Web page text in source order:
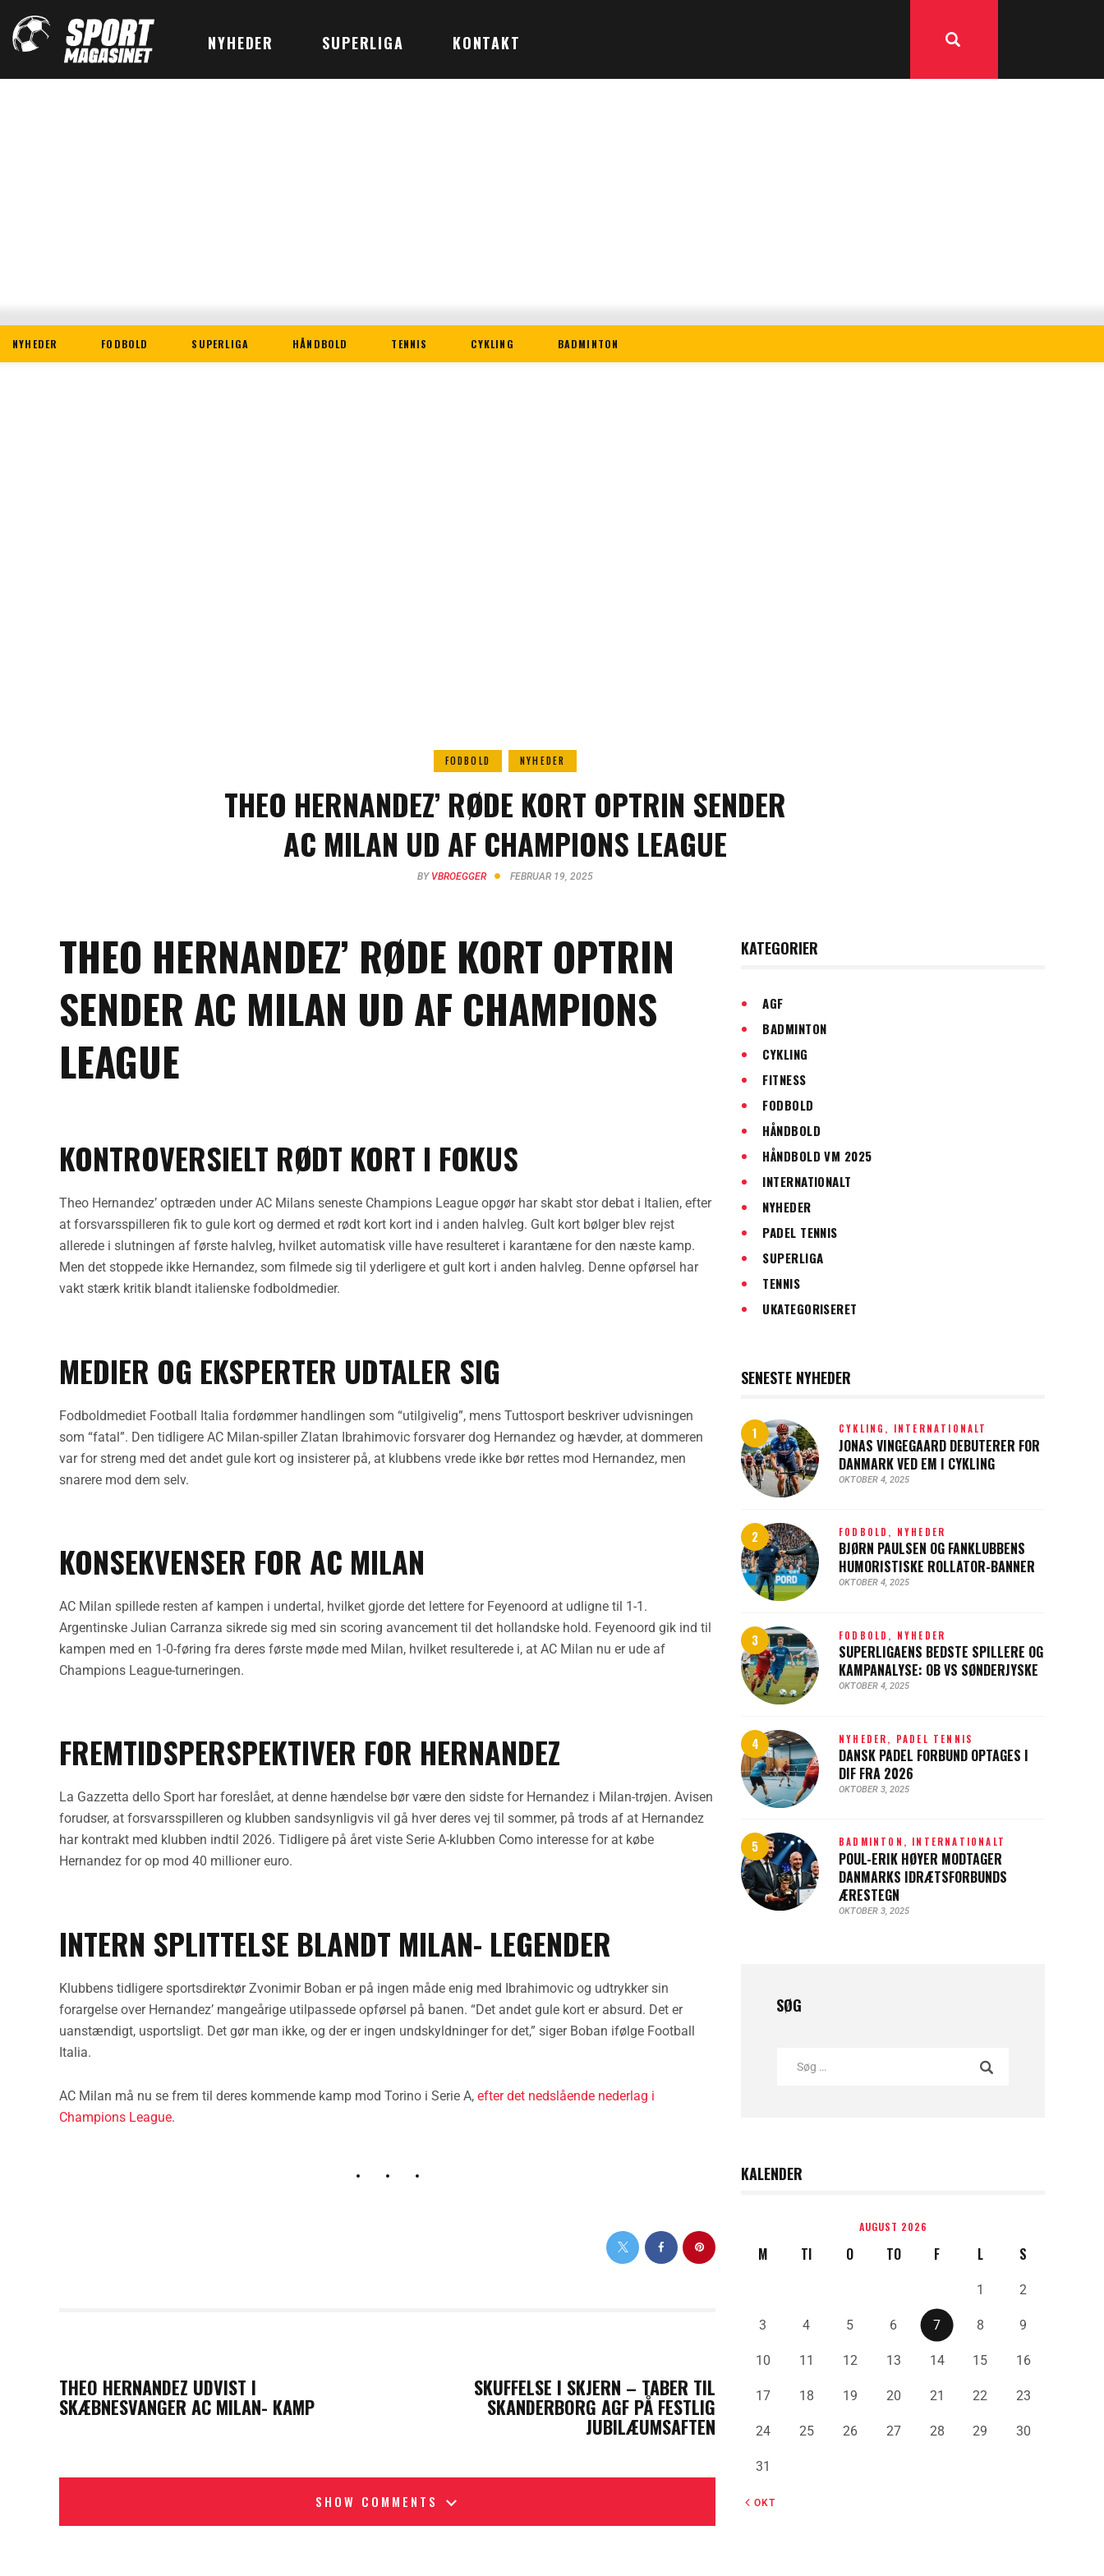
NYHEDER SUPERLIGA KONTAKT
NYHEDER FODBOLD SUPERLIGA HÅNDBOLD TENNIS CYKLING BADMINTON
FODBOLD NYHEDER
THEO HERNANDEZ’ RØDE KORT OPTRIN SENDER
AC MILAN UD AF CHAMPIONS LEAGUE
BY VBROEGGER FEBRUAR 19, 2025
THEO HERNANDEZ’ RØDE KORT OPTRIN
SENDER AC MILAN UD AF CHAMPIONS
LEAGUE
KONTROVERSIELT RØDT KORT I FOKUS
Theo Hernandez’ optræden under AC Milans seneste Champions League opgør har skabt stor debat i Italien, efter
at forsvarsspilleren fik to gule kort og dermed et rødt kort kort ind i anden halvleg. Gult kort bølger blev rejst
allerede i slutningen af første halvleg, hvilket automatisk ville have resulteret i karantæne for den næste kamp.
Men det stoppede ikke Hernandez, som filmede sig til yderligere et gult kort i anden halvleg. Denne opførsel har
vakt stærk kritik blandt italienske fodboldmedier.
MEDIER OG EKSPERTER UDTALER SIG
Fodboldmediet Football Italia fordømmer handlingen som “utilgivelig”, mens Tuttosport beskriver udvisningen
som “fatal”. Den tidligere AC Milan-spiller Zlatan Ibrahimovic forsvarer dog Hernandez og hævder, at dommeren
var for streng med det andet gule kort og insisterer på, at klubbens vrede ikke bør rettes mod Hernandez, men
snarere mod dem selv.
KONSEKVENSER FOR AC MILAN
AC Milan spillede resten af kampen i undertal, hvilket gjorde det lettere for Feyenoord at udligne til 1-1.
Argentinske Julian Carranza sikrede sig med sin scoring avancement til det hollandske hold. Feyenoord gik ind til
kampen med en 1-0-føring fra deres første møde med Milan, hvilket resulterede i, at AC Milan nu er ude af
Champions League-turneringen.
FREMTIDSPERSPEKTIVER FOR HERNANDEZ
La Gazzetta dello Sport har foreslået, at denne hændelse bør være den sidste for Hernandez i Milan-trøjen. Avisen
forudser, at forsvarsspilleren og klubben sandsynligvis vil gå hver deres vej til sommer, på trods af at Hernandez
har kontrakt med klubben indtil 2026. Tidligere på året viste Serie A-klubben Como interesse for at købe
Hernandez for op mod 40 millioner euro.
INTERN SPLITTELSE BLANDT MILAN- LEGENDER
Klubbens tidligere sportsdirektør Zvonimir Boban er på ingen måde enig med Ibrahimovic og udtrykker sin
forargelse over Hernandez’ mangeårige utilpassede opførsel på banen. “Det andet gule kort er absurd. Det er
uanstændigt, usportsligt. Det gør man ikke, og der er ingen undskyldninger for det,” siger Boban ifølge Football
Italia.
AC Milan må nu se frem til deres kommende kamp mod Torino i Serie A, efter det nedslående nederlag i
Champions League.
THEO HERNANDEZ UDVIST I
SKÆBNESVANGER AC MILAN- KAMP
SKUFFELSE I SKJERN – TABER TIL
SKANDERBORG AGF PÅ FESTLIG
JUBILÆUMSAFTEN
SHOW COMMENTS
KATEGORIER
AGF
BADMINTON
CYKLING
FITNESS
FODBOLD
HÅNDBOLD
HÅNDBOLD VM 2025
INTERNATIONALT
NYHEDER
PADEL TENNIS
SUPERLIGA
TENNIS
UKATEGORISERET
SENESTE NYHEDER
CYKLING, INTERNATIONALT
JONAS VINGEGAARD DEBUTERER FOR
DANMARK VED EM I CYKLING
OKTOBER 4, 2025
FODBOLD, NYHEDER
BJØRN PAULSEN OG FANKLUBBENS
HUMORISTISKE ROLLATOR-BANNER
OKTOBER 4, 2025
FODBOLD, NYHEDER
SUPERLIGAENS BEDSTE SPILLERE OG
KAMPANALYSE: OB VS SØNDERJYSKE
OKTOBER 4, 2025
NYHEDER, PADEL TENNIS
DANSK PADEL FORBUND OPTAGES I
DIF FRA 2026
OKTOBER 3, 2025
BADMINTON, INTERNATIONALT
POUL-ERIK HØYER MODTAGER
DANMARKS IDRÆTSFORBUNDS
ÆRESTEGN
OKTOBER 3, 2025
SØG
KALENDER
AUGUST 2026
M TI O TO F L S
1 2
3 4 5 6 7 8 9
10 11 12 13 14 15 16
17 18 19 20 21 22 23
24 25 26 27 28 29 30
31
« OKT